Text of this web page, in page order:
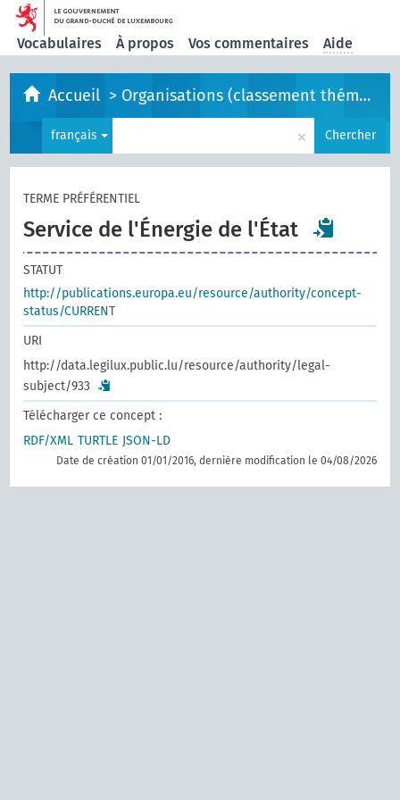
Vocabulaires À propos Vos commentaires Aide
Accueil > Organisations (classement thématique)
français × Chercher
TERME PRÉFÉRENTIEL
Service de l'Énergie de l'État
STATUT
http://publications.europa.eu/resource/authority/concept-
status/CURRENT
URI
http://data.legilux.public.lu/resource/authority/legal-
subject/933
Télécharger ce concept :
RDF/XML TURTLE JSON-LD
Date de création 01/01/2016, dernière modification le 04/08/2026